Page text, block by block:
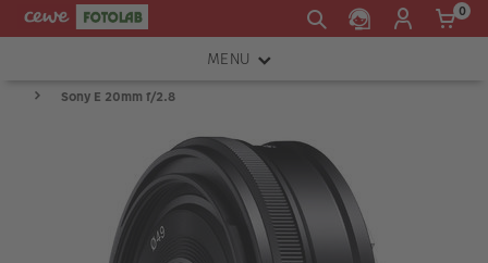
0
MENU
FOTOAPARÁTY
Sony E 20mm f/2.8